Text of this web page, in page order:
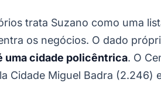
trata Suzano como uma
os negócios. O dado
uma cidade policêntrica. O
Cidade Miguel Badra (2.246)